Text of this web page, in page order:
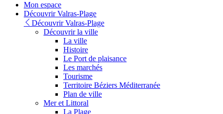
Mon espace
Découvrir Valras-Plage
Découvrir Valras-Plage
Découvrir la ville
La ville
Histoire
Le Port de plaisance
Les marchés
Tourisme
Territoire Béziers Méditerranée
Plan de ville
Mer et Littoral
La Plage